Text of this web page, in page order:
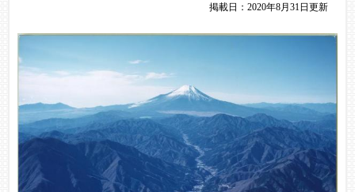
掲載日：2020年8月31日更新